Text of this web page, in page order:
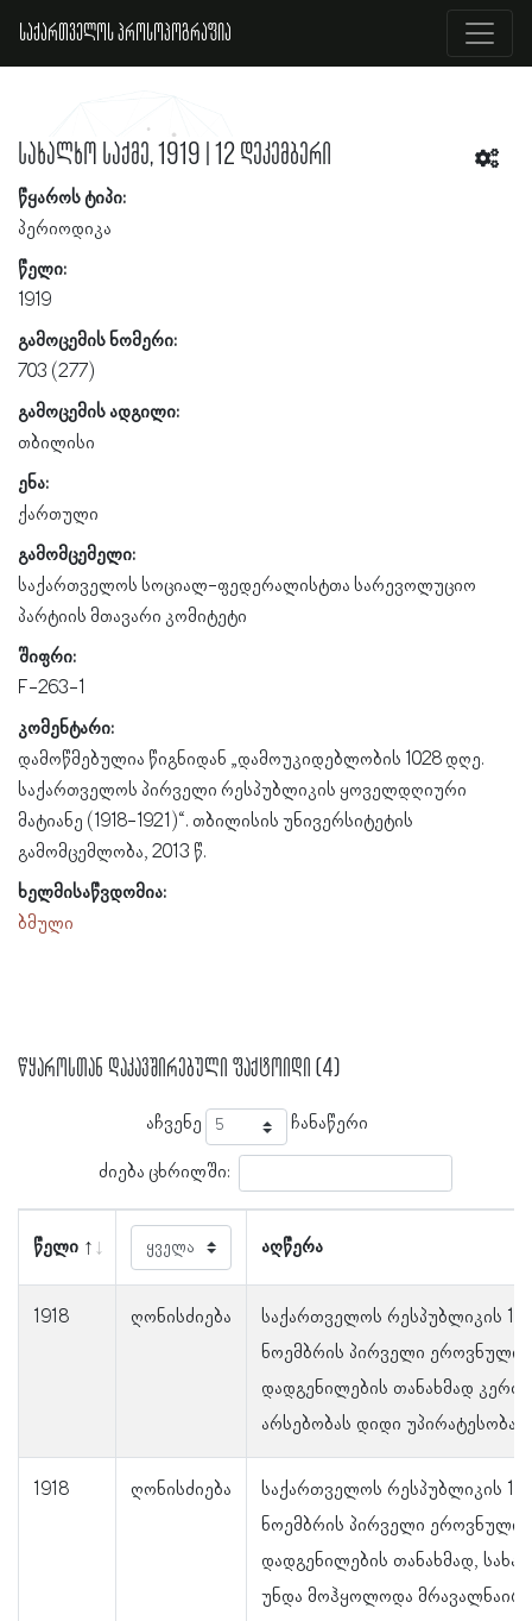
საქართველოს პროსოპოგრაფია
სახალხო საქმე, 1919 | 12 დეკემბერი
წყაროს ტიპი:
პერიოდიკა
წელი:
1919
გამოცემის ნომერი:
703 (277)
გამოცემის ადგილი:
თბილისი
ენა:
ქართული
გამომცემელი:
საქართველოს სოციალ-ფედერალისტთა სარევოლუციო
პარტიის მთავარი კომიტეტი
შიფრი:
F-263-1
კომენტარი:
დამოწმებულია წიგნიდან „დამოუკიდებლობის 1028 დღე.
საქართველოს პირველი რესპუბლიკის ყოველდღიური
მატიანე (1918-1921)“. თბილისის უნივერსიტეტის
გამომცემლობა, 2013 წ.
ხელმისაწვდომია:
ბმული
წყაროსთან დაკავშირებული ფაქტოიდი (4)
აჩვენე ჩანაწერი
ძიება ცხრილში:
წელი აღწერა
1918 ღონისძიება
საქართველოს რესპუბლიკის
ნოემბრის პირველი ეროვნული
დადგენილების თანახმად
არსებობას დიდი უპირატესობა
1918 ღონისძიება
საქართველოს რესპუბლიკის
ნოემბრის პირველი ეროვნული
დადგენილების თანახმად,
უნდა მოჰყოლოდა მრავალნაირი